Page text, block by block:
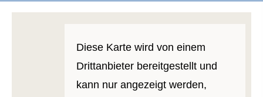
Diese Karte wird von einem
Drittanbieter bereitgestellt und
kann nur angezeigt werden,